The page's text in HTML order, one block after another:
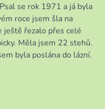
se rok 1971 a já byla
roce jsem šla na
ještě řezalo přes celé
Měla jsem 22 stehů.
byla poslána do lázní.